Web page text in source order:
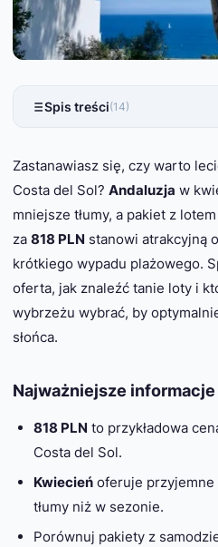
Spis treści(14)
Zastanawiasz się, czy warto
Costa del Sol? Andaluzja w
mniejsze tłumy, a pakiet z
za 818 PLN stanowi atrakcyjną
krótkiego wypadu plażowego.
oferta, jak znaleźć tanie loty i
wybrzeżu wybrać, by
słońca.
Najważniejsze informacje
818 PLN to przykładowa
Costa del Sol.
Kwiecieńoferuje przyjemne
tłumy niż w sezonie.
Porównuj pakiety z